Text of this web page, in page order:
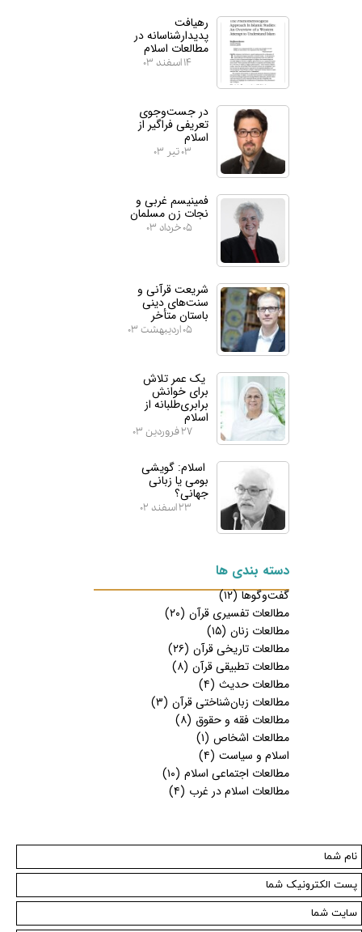
رهیافت
پدیدارشناسانه در
مطالعات اسلام
۱۴ اسفند ۰۳
در جست‌وجوی
تعریفی فراگیر از
اسلام
۰۳ تیر ۰۳
فمینیسم غربی و
نجات زن مسلمان
۰۵ خرداد ۰۳
شریعت قرآنی و
سنت‌های دینی
باستان متأخر
۰۵ اردیبهشت ۰۳
یک عمر تلاش
برای خوانش
برابری‌طلبانه از
اسلام
۲۷ فروردین ۰۳
اسلام: گویشی
بومی یا زبانی
جهانی؟
۲۳ اسفند ۰۲
دسته بندی ها
گفت‌وگوها (۱۲)
مطالعات تفسیری قرآن (۲۰)
مطالعات زنان (۱۵)
مطالعات تاریخی قرآن (۲۶)
مطالعات تطبیقی قرآن (۸)
مطالعات حدیث (۴)
مطالعات زبان‌شناختی قرآن (۳)
مطالعات فقه و حقوق (۸)
مطالعات اشخاص (۱)
اسلام و سیاست (۴)
مطالعات اجتماعی اسلام (۱۰)
مطالعات اسلام در غرب (۴)